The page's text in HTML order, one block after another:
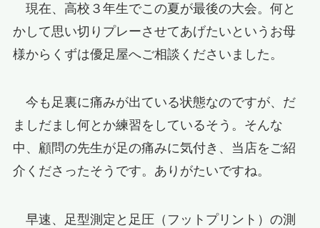
現在、高校３年生でこの夏が最後の大会。何と
かして思い切りプレーさせてあげたいというお母
様からくずは優足屋へご相談くださいました。
今も足裏に痛みが出ている状態なのですが、だ
ましだまし何とか練習をしているそう。そんな
中、顧問の先生が足の痛みに気付き、当店をご紹
介くださったそうです。ありがたいですね。
早速、足型測定と足圧（フットプリント）の測